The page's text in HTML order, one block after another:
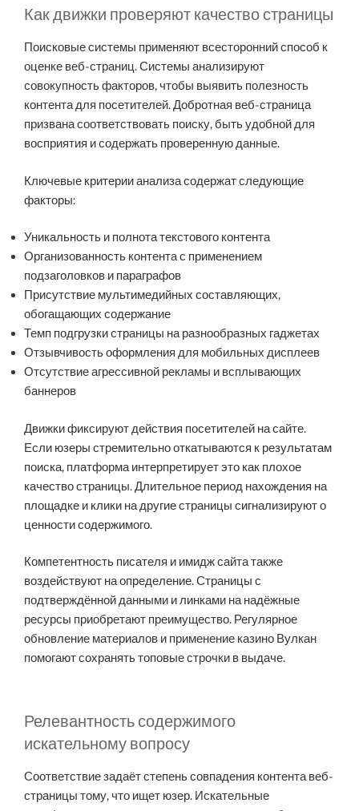
Как движки проверяют качество страницы
Поисковые системы применяют всесторонний способ к
оценке веб-страниц. Системы анализируют
совокупность факторов, чтобы выявить полезность
контента для посетителей. Добротная веб-страница
призвана соответствовать поиску, быть удобной для
восприятия и содержать проверенную данные.
Ключевые критерии анализа содержат следующие
факторы:
Уникальность и полнота текстового контента
Организованность контента с применением
подзаголовков и параграфов
Присутствие мультимедийных составляющих,
обогащающих содержание
Темп подгрузки страницы на разнообразных гаджетах
Отзывчивость оформления для мобильных дисплеев
Отсутствие агрессивной рекламы и всплывающих
баннеров
Движки фиксируют действия посетителей на сайте.
Если юзеры стремительно откатываются к результатам
поиска, платформа интерпретирует это как плохое
качество страницы. Длительное период нахождения на
площадке и клики на другие страницы сигнализируют о
ценности содержимого.
Компетентность писателя и имидж сайта также
воздействуют на определение. Страницы с
подтверждённой данными и линками на надёжные
ресурсы приобретают преимущество. Регулярное
обновление материалов и применение казино Вулкан
помогают сохранять топовые строчки в выдаче.
Релевантность содержимого
искательному вопросу
Соответствие задаёт степень совпадения контента веб-
страницы тому, что ищет юзер. Искательные